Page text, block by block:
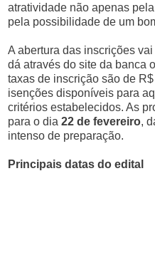
atratividade não apenas
pela possibilidade de um
A abertura das inscrições
dá através do site da banca
taxas de inscrição são de
isenções disponíveis para
critérios estabelecidos. As
para o dia22 de fevereiro,
intenso de preparação.
Principais datas do edital